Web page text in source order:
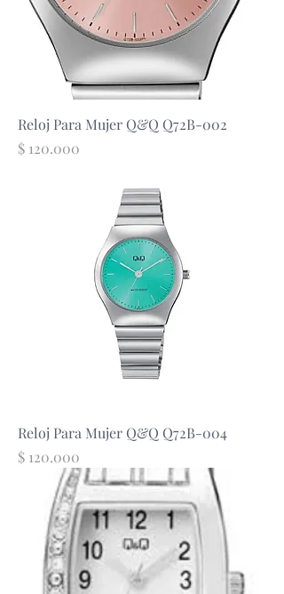
Reloj Para Mujer Q&Q Q72B-002
Precio
$ 120.000
Reloj Para Mujer Q&Q Q72B-004
Precio
$ 120.000